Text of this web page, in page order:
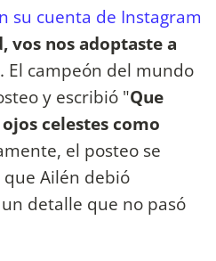
su cuenta de Instagram
vos nos adoptaste a
El campeón del mundo
y escribió "Que
celestes como
el posteo se
Ailén debió
detalle que no pasó